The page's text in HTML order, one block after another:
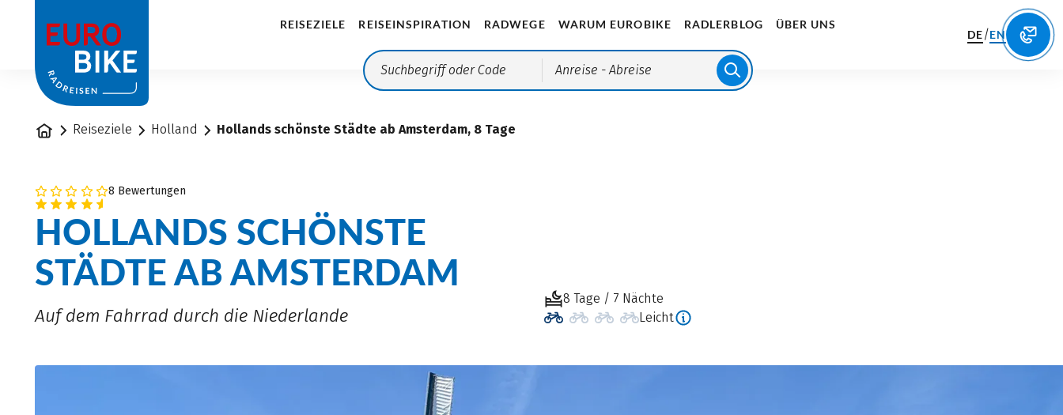
REISEZIELE REISEINSPIRATION RADWEGE WARUM EUROBIKE RADLERBLOG ÜBER UNS
Anreise - Abreise
DE/EN
StartseiteReiseziele Holland Hollands schönste Städte ab Amsterdam, 8 Tage
8 Bewertungen
HOLLANDS SCHÖNSTE
STÄDTE AB AMSTERDAM
Auf dem Fahrrad durch die Niederlande
8 Tage / 7 Nächte
Leicht